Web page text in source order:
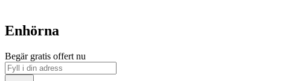
Enhörna
Begär gratis offert nu